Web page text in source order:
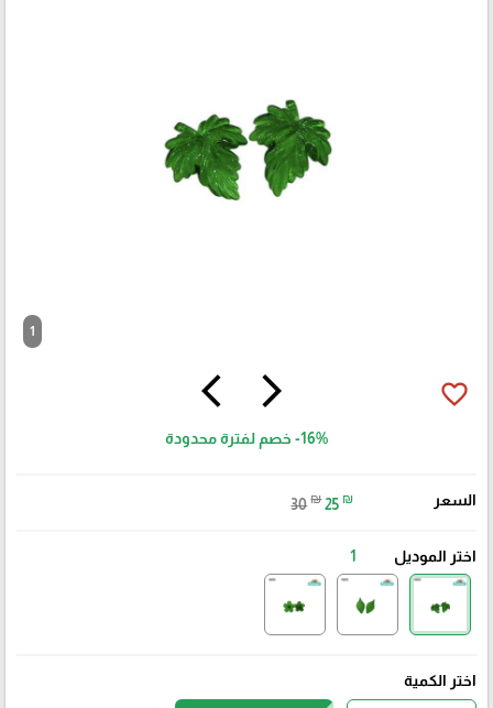
1
arrow_forward_ios
arrow_back_ios favorite_border
-16% خصم لفترة محدودة
السعر 30 ₪ 25 ₪
اختر الموديل 1
اختر الكمية